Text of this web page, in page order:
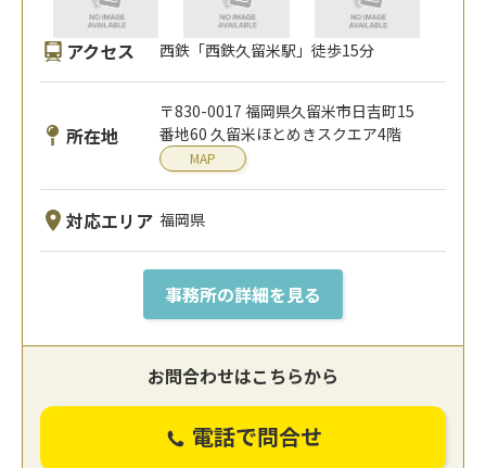
アクセス 西鉄「西鉄久留米駅」徒歩15分
所在地
〒830-0017 福岡県久留米市日吉町15
番地60 久留米ほとめきスクエア4階
MAP
対応エリア 福岡県
事務所の詳細を見る
お問合わせはこちらから
電話で問合せ